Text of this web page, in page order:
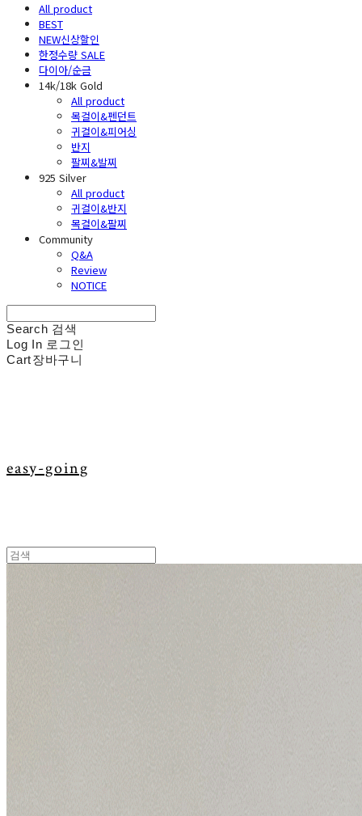
All product
BEST
NEW신상할인
한정수량 SALE
다이아/순금
14k/18k Gold
All product
목걸이&펜던트
귀걸이&피어싱
반지
팔찌&발찌
925 Silver
All product
귀걸이&반지
목걸이&팔찌
Community
Q&A
Review
NOTICE
Search 검색
Log In 로그인
Cart장바구니
easy-going